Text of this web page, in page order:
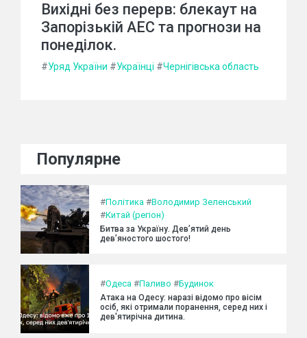
Вихідні без перерв: блекаут на
Запорізькій АЕС та прогнози на
понеділок.
#Уряд України #Українці #Чернігівська область
Популярне
#Політика #Володимир Зеленський
#Китай (регіон)
Битва за Україну. Дев’ятий день
дев’яностого шостого!
#Одеса #Паливо #Будинок
Атака на Одесу: наразі відомо про вісім
осіб, які отримали поранення, серед них і
дев'ятирічна дитина.